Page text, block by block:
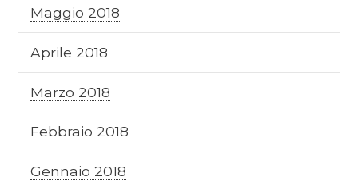
Maggio 2018
Aprile 2018
Marzo 2018
Febbraio 2018
Gennaio 2018